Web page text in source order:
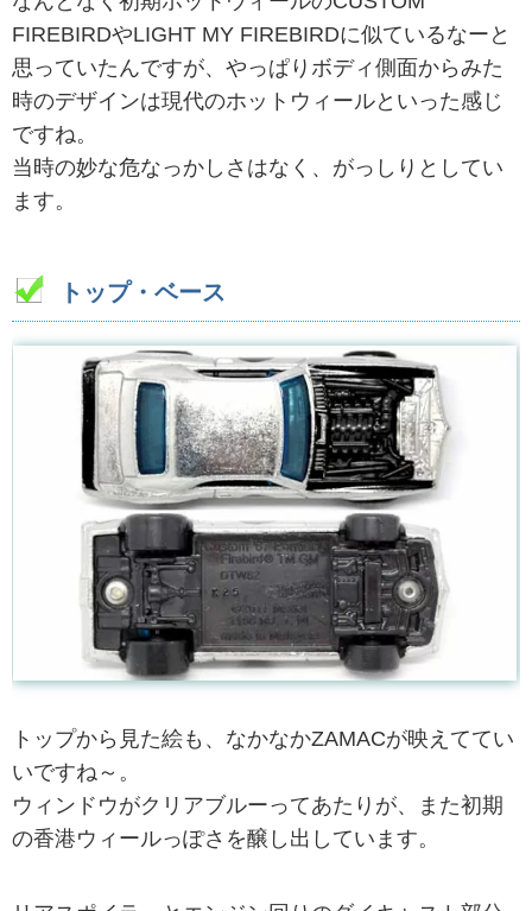
FIREBIRDやLIGHT MY FIREBIRDに似ているなーと
思っていたんですが、やっぱりボディ側面からみた
時のデザインは現代のホットウィールといった感じ
ですね。
当時の妙な危なっかしさはなく、がっしりとしてい
ます。
トップ・ベース
トップから見た絵も、なかなかZAMACが映えててい
いですね～。
ウィンドウがクリアブルーってあたりが、また初期
の香港ウィールっぽさを醸し出しています。